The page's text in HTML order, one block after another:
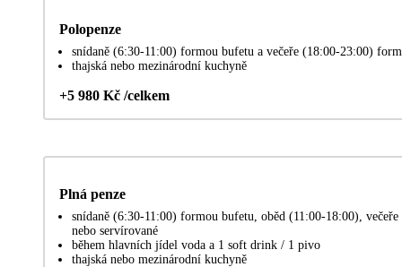
Polopenze
snídaně (6:30-11:00) formou bufetu a večeře (18:00-23:00)
thajská nebo mezinárodní kuchyně
+5 980 Kč /celkem
Plná penze
snídaně (6:30-11:00) formou bufetu, oběd (11:00-18:00),
nebo servírované
během hlavních jídel voda a 1 soft drink / 1 pivo
thajská nebo mezinárodní kuchyně